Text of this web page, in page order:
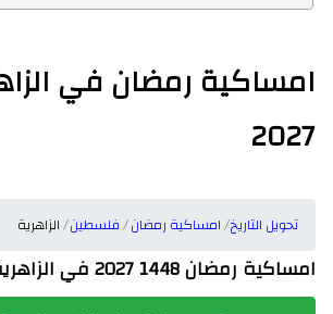
2027
تحويل التاريخ امساكية رمضان فلسطين الزاهرية
امساكية رمضان 1448 2027 في الزاهرية ، فلسطين